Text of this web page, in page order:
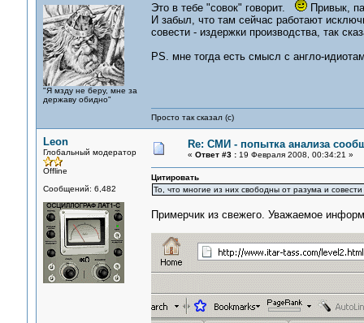
"Я мзду не беру, мне за
державу обидно"
Это в тебе "совок" говорит.
Привык,
И забыл, что там сейчас работают
совести - издержки производства, так
PS. мне тогда есть смысл с англо-
Просто так сказал (с)
Leon
Глобальный модератор
Offline
Сообщений: 6,482
Re: СМИ - попытка анализа
« Ответ #3 :19 Февраля 2008, 00:34:21 »
Цитировать
То, что многие из них свободны от разума и совести
Примерчик из свежего. Уважаемое